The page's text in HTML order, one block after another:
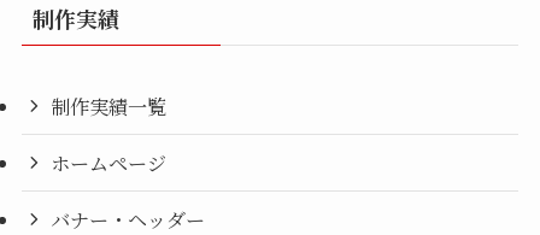
制作実績
制作実績一覧
ホームページ
バナー・ヘッダー